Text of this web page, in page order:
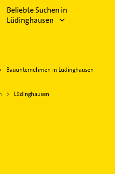
Beliebte Suchen in
Lüdinghausen
Bauunternehmen in Lüdinghausen
Lüdinghausen